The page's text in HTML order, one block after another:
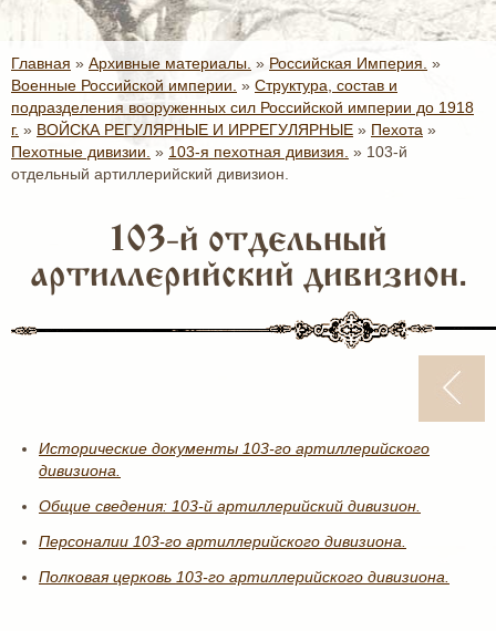
Главная » Архивные материалы. » Российская Империя. »
Военные Российской империи. » Структура, состав и
подразделения вооруженных сил Российской империи до 1918
г. » ВОЙСКА РЕГУЛЯРНЫЕ И ИРРЕГУЛЯРНЫЕ » Пехота »
Пехотные дивизии. » 103-я пехотная дивизия. » 103-й
отдельный артиллерийский дивизион.
103-й отдельный
артиллерийский дивизион.
Исторические документы 103-го артиллерийского
дивизиона.
Общие сведения: 103-й артиллерийский дивизион.
Персоналии 103-го артиллерийского дивизиона.
Полковая церковь 103-го артиллерийского дивизиона.